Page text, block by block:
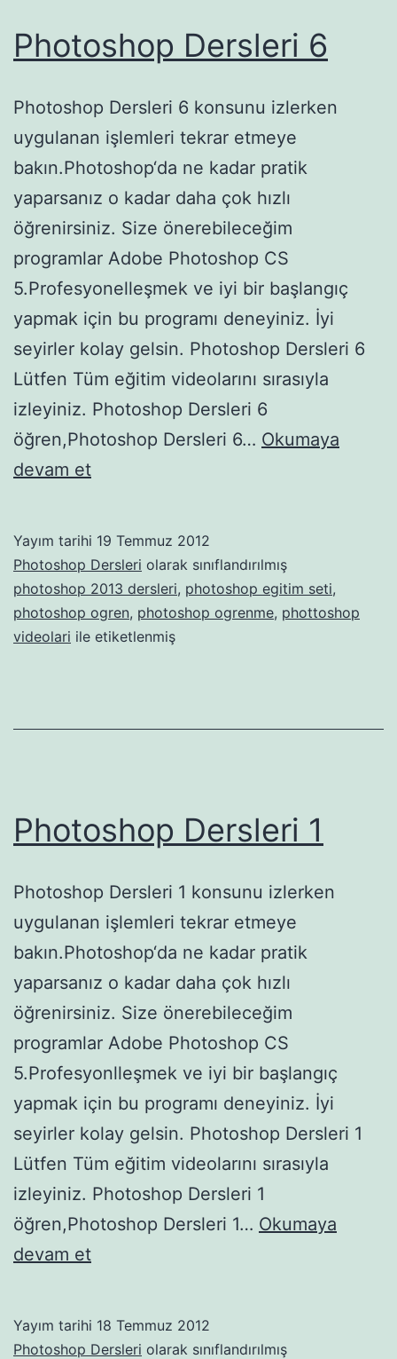
Photoshop Dersleri 6
Photoshop Dersleri 6 konsunu izlerken
uygulanan işlemleri tekrar etmeye
bakın.Photoshop‘da ne kadar pratik
yaparsanız o kadar daha çok hızlı
öğrenirsiniz. Size önerebileceğim
programlar Adobe Photoshop CS
5.Profesyonelleşmek ve iyi bir başlangıç
yapmak için bu programı deneyiniz. İyi
seyirler kolay gelsin. Photoshop Dersleri 6
Lütfen Tüm eğitim videolarını sırasıyla
izleyiniz. Photoshop Dersleri 6
öğren,Photoshop Dersleri 6… Okumaya
devam etPhotoshop
Yayım tarihi 19 Temmuz 2012
Photoshop Dersleri olarak sınıflandırılmış
photoshop 2013 dersleri, photoshop egitim seti,
photoshop ogren, photoshop ogrenme, phottoshop
videolari ile etiketlenmiş
Photoshop Dersleri 1
Photoshop Dersleri 1 konsunu izlerken
uygulanan işlemleri tekrar etmeye
bakın.Photoshop‘da ne kadar pratik
yaparsanız o kadar daha çok hızlı
öğrenirsiniz. Size önerebileceğim
programlar Adobe Photoshop CS
5.Profesyonlleşmek ve iyi bir başlangıç
yapmak için bu programı deneyiniz. İyi
seyirler kolay gelsin. Photoshop Dersleri 1
Lütfen Tüm eğitim videolarını sırasıyla
izleyiniz. Photoshop Dersleri 1
öğren,Photoshop Dersleri 1… Okumaya
devam etPhotoshop
Yayım tarihi 18 Temmuz 2012
Photoshop Dersleri olarak sınıflandırılmış